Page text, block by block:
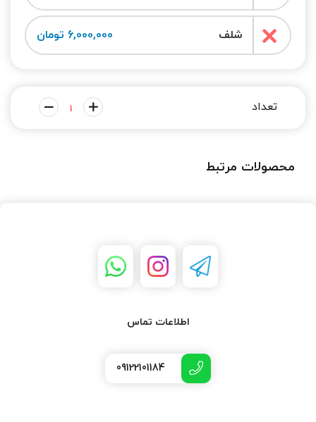
شلف 6,000,000 تومان
محصولات مرتبط
اطلاعات تماس
09122101184